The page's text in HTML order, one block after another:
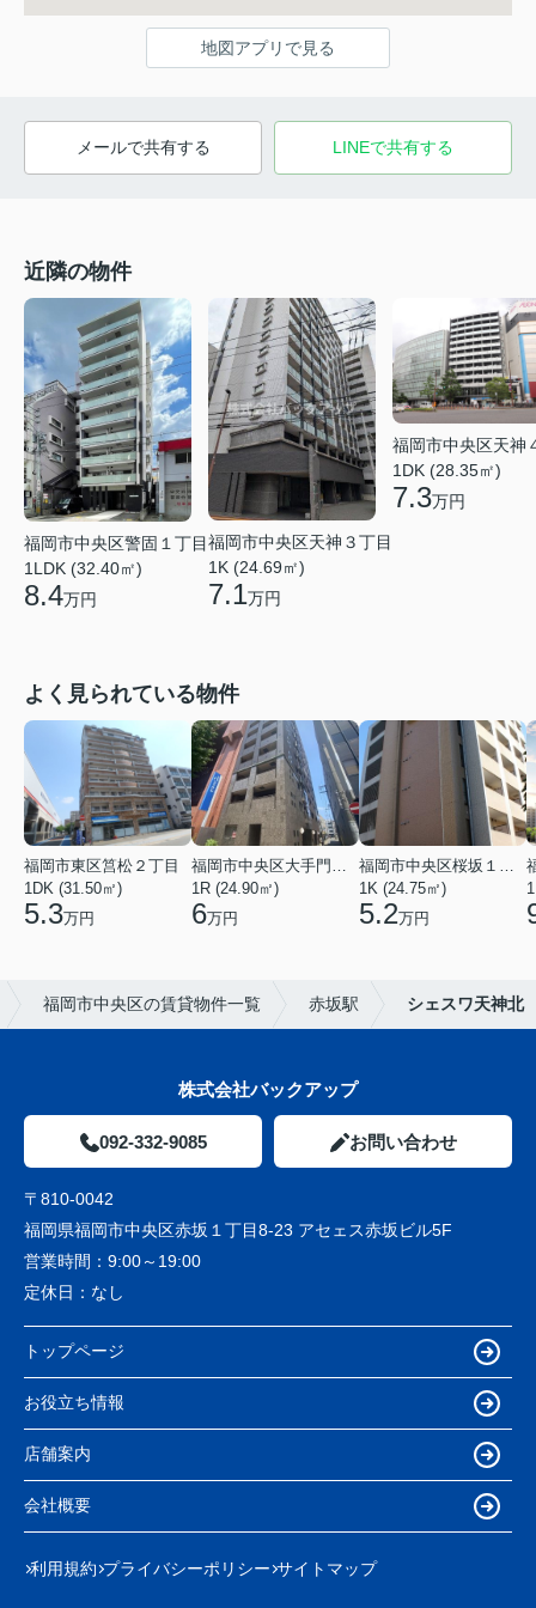
地図アプリで見る
メールで共有する LINEで共有する
近隣の物件
福岡市中央区警固１丁目
1LDK (32.40㎡)
8.4万円
福岡市中央区天神３丁目
1K (24.69㎡)
7.1万円
福岡市中央区天神
1DK (28.35㎡)
7.3万円
よく見られている物件
福岡市東区筥松２丁目
1DK (31.50㎡)
5.3万円
1R (24.90㎡)
6万円
1K (24.75㎡)
5.2万円
福岡市中央区の賃貸物件一覧 赤坂駅 シェスワ天神北
株式会社バックアップ
092-332-9085 お問い合わせ
〒810-0042
福岡県福岡市中央区赤坂１丁目8-23 アセェス赤坂ビル5F
営業時間： 9:00～19:00
定休日： なし
トップページ
お役立ち情報
店舗案内
会社概要
利用規約 プライバシーポリシー サイトマップ